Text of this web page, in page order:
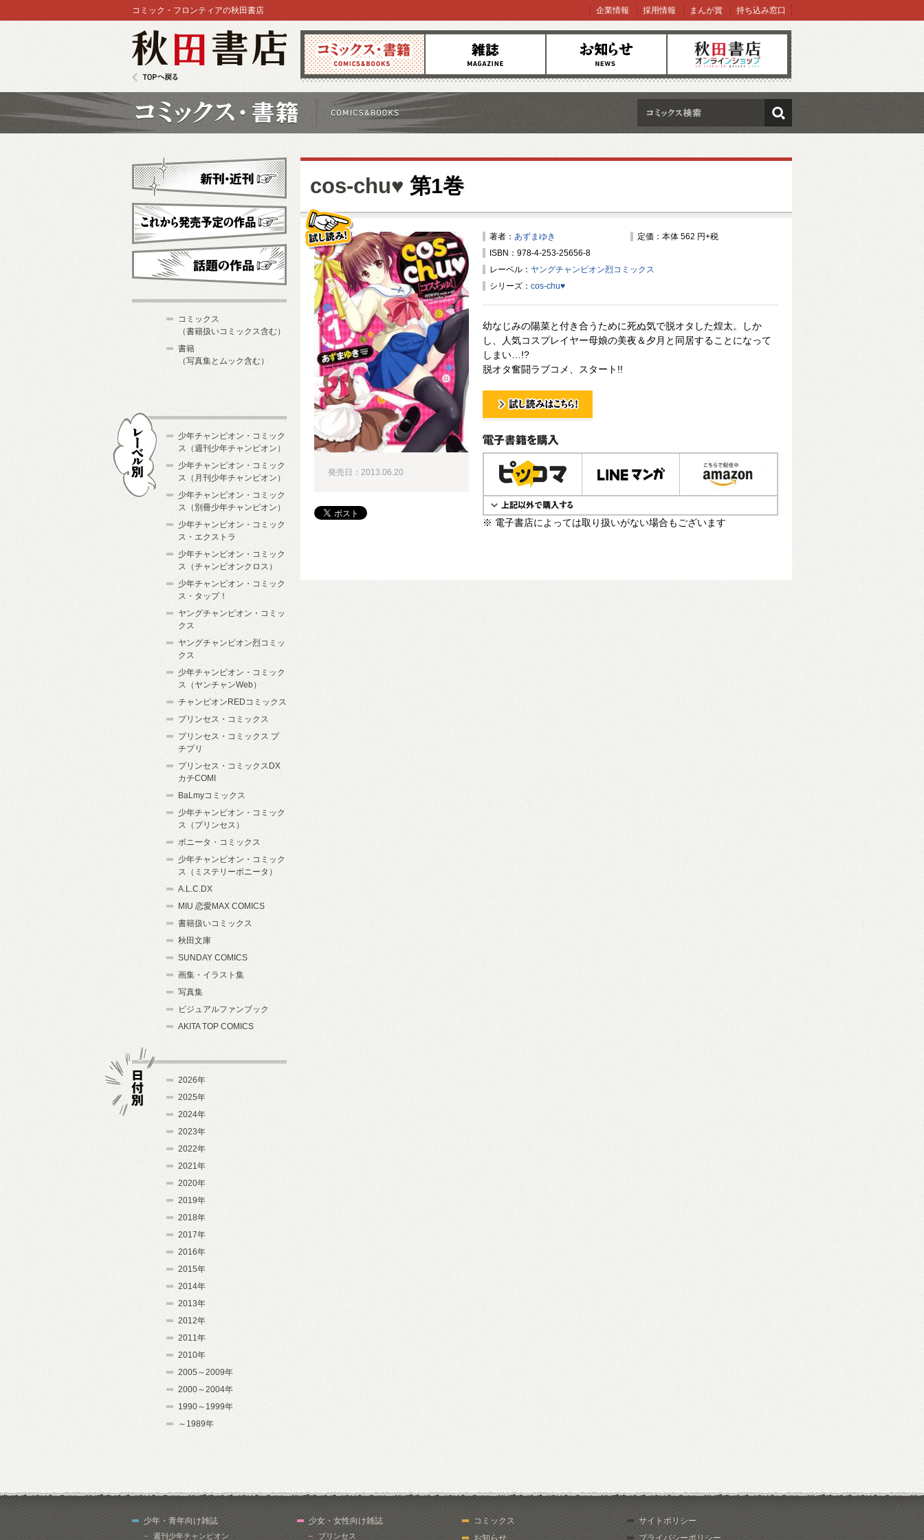
コミックス 雑誌 お知らせ オンラインショップ
コミック・フロンティアの秋田書店 企業情報 採用情報 まんが賞 持ち込み窓口
検索
cos-chu♥ 第1巻
著者： あずまゆき
定価：本体 562 円+税
ISBN：978-4-253-25656-8
レーベル： ヤングチャンピオン烈コミックス
シリーズ： cos-chu♥
幼なじみの陽菜と付き合うために死ぬ気で脱オタした煌太。しか
し、人気コスプレイヤー母娘の美夜＆夕月と同居することになって
しまい…!?
脱オタ奮闘ラブコメ、スタート!!
試し読み！
電子書籍で購入
※ 電子書店によっては取り扱いがない場合もございます
発売日：2013.06.20
新刊・近刊
これから発売予定
コミックス
（書籍扱いコミックス含む）
書籍
（写真集とムック含む）
少年チャンピオン・コミック
ス（週刊少年チャンピオン）
少年チャンピオン・コミック
ス（月刊少年チャンピオン）
少年チャンピオン・コミック
ス（別冊少年チャンピオン）
少年チャンピオン・コミック
ス・エクストラ
少年チャンピオン・コミック
ス（チャンピオンクロス）
少年チャンピオン・コミック
ス・タップ！
ヤングチャンピオン・コミッ
クス
ヤングチャンピオン烈コミッ
クス
少年チャンピオン・コミック
ス（ヤンチャンWeb）
チャンピオンREDコミックス
プリンセス・コミックス
プリンセス・コミックス プ
チプリ
プリンセス・コミックスDX
カチCOMI
BaLmyコミックス
少年チャンピオン・コミック
ス（プリンセス）
ボニータ・コミックス
少年チャンピオン・コミック
ス（ミステリーボニータ）
A.L.C.DX
MIU 恋愛MAX COMICS
書籍扱いコミックス
秋田文庫
SUNDAY COMICS
画集・イラスト集
写真集
ビジュアルファンブック
AKITA TOP COMICS
2026年
2025年
2024年
2023年
2022年
2021年
2020年
2019年
2018年
2017年
2016年
2015年
2014年
2013年
2012年
2011年
2010年
2005～2009年
2000～2004年
1990～1999年
～1989年
少年・青年向け雑誌
週刊少年チャンピオン
少女・女性向け雑誌
プリンセス
コミックス
お知らせ
サイトポリシー
プライバシーポリシー